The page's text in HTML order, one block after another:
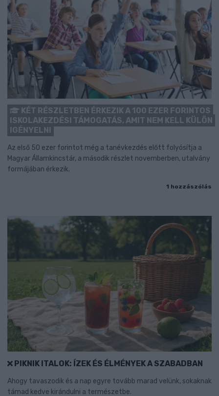
KÉT RÉSZLETBEN ÉRKEZIK A 100 EZER FORINTOS
ISKOLAKEZDÉSI TÁMOGATÁS, AMIT NEM KELL KÜLÖN
IGÉNYELNI
Az első 50 ezer forintot még a tanévkezdés előtt folyósítja a
Magyar Államkincstár, a második részlet novemberben, utalvány
formájában érkezik.
1 hozzászólás
PIKNIK ITALOK: ÍZEK ÉS ÉLMÉNYEK A SZABADBAN
Ahogy tavaszodik és a nap egyre tovább marad velünk, sokaknak
támad kedve kirándulni a természetbe.